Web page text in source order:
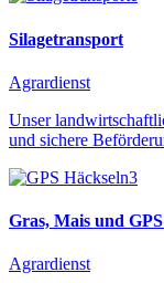
Silagetransport
Agrardienst
Unser
und sichere
Gras, Mais und
Agrardienst